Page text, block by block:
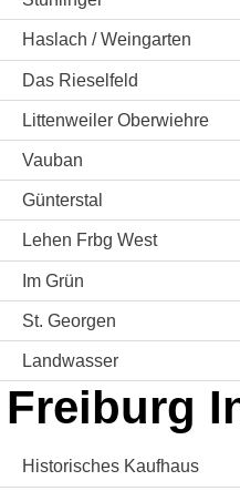
Haslach / Weingarten
Das Rieselfeld
Littenweiler Oberwiehre
Vauban
Günterstal
Lehen Frbg West
Im Grün
St. Georgen
Landwasser
Freiburg
Historisches Kaufhaus